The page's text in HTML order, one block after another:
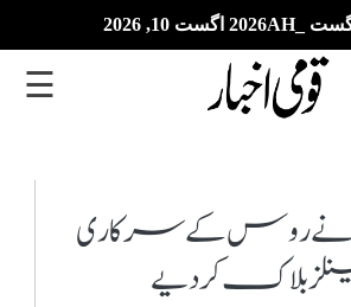
ترین
☰
نے روس کے سرکاری
بلاک کردیے